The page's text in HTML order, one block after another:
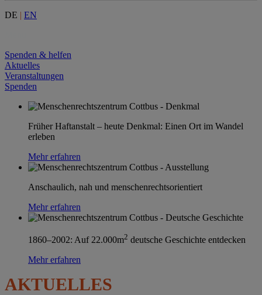
DE | EN
Spenden & helfen
Aktuelles
Veranstaltungen
Spenden
Früher Haftanstalt – heute Denkmal: Einen Ort im Wandel
erleben
Mehr erfahren
Anschaulich, nah und menschenrechtsorientiert
Mehr erfahren
1860–2002: Auf 22.000m2 deutsche Geschichte entdecken
Mehr erfahren
AKTUELLES